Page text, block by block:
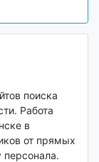
поиска
Работа
в
от прямых
персонала.